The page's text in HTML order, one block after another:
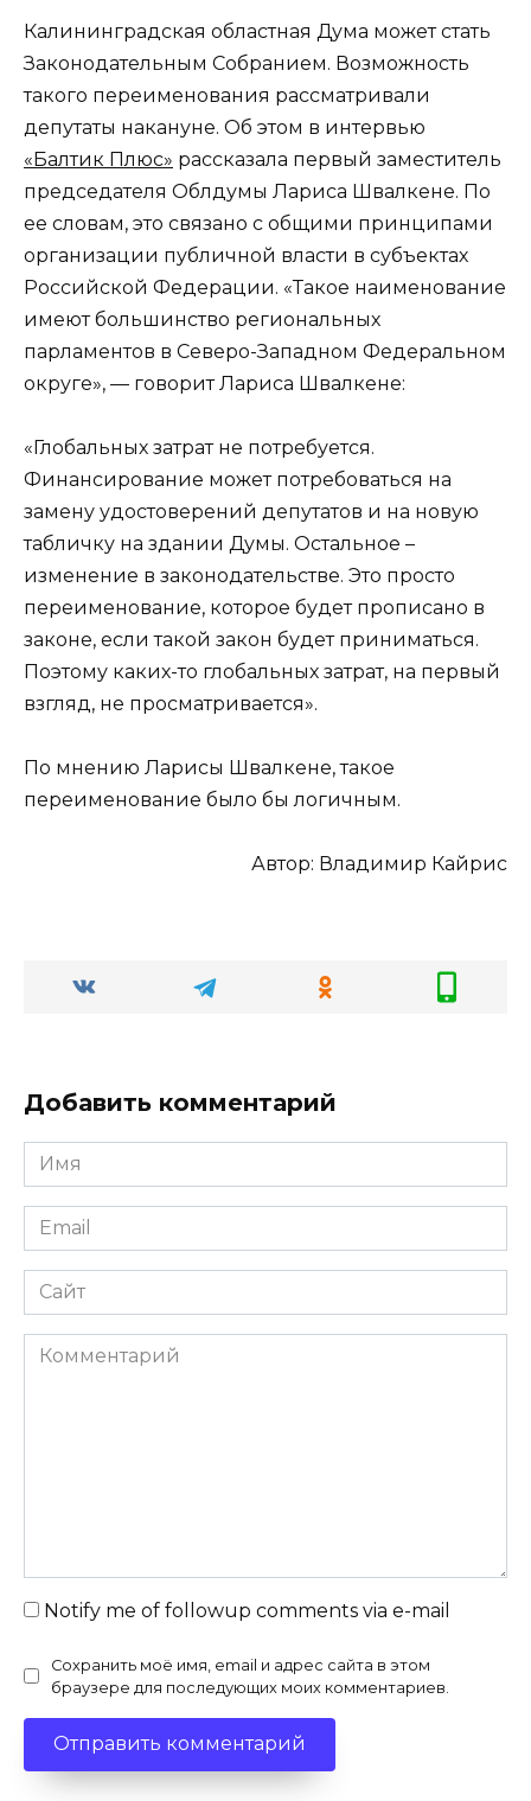
Калининградская областная Дума может стать
Законодательным Собранием. Возможность
такого переименования рассматривали
депутаты накануне. Об этом в интервью
«Балтик Плюс» рассказала первый заместитель
председателя Облдумы Лариса Швалкене. По
ее словам, это связано с общими принципами
организации публичной власти в субъектах
Российской Федерации. «Такое наименование
имеют большинство региональных
парламентов в Северо-Западном Федеральном
округе», — говорит Лариса Швалкене:
«Глобальных затрат не потребуется.
Финансирование может потребоваться на
замену удостоверений депутатов и на новую
табличку на здании Думы. Остальное –
изменение в законодательстве. Это просто
переименование, которое будет прописано в
законе, если такой закон будет приниматься.
Поэтому каких-то глобальных затрат, на первый
взгляд, не просматривается».
По мнению Ларисы Швалкене, такое
переименование было бы логичным.
Автор: Владимир Кайрис
Добавить комментарий
Имя
Email
Сайт
Комментарий
Notify me of followup comments via e-mail
Сохранить моё имя, email и адрес сайта в этом
браузере для последующих моих комментариев.